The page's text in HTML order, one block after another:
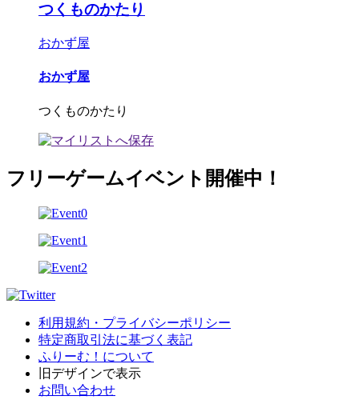
つくものかたり
おかず屋
おかず屋
つくものかたり
フリーゲームイベント開催中！
利用規約・プライバシーポリシー
特定商取引法に基づく表記
ふりーむ！について
旧デザインで表示
お問い合わせ